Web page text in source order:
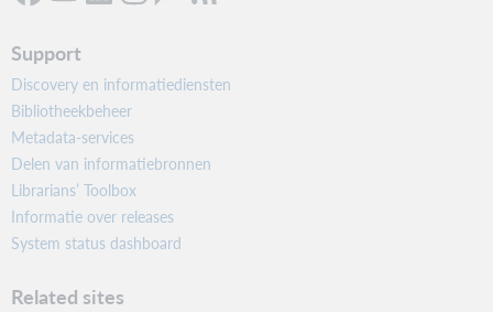
Support
Discovery en informatiediensten
Bibliotheekbeheer
Metadata-services
Delen van informatiebronnen
Librarians’ Toolbox
Informatie over releases
System status dashboard
Related sites